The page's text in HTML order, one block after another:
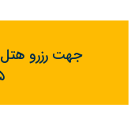
جهت رزرو هتل